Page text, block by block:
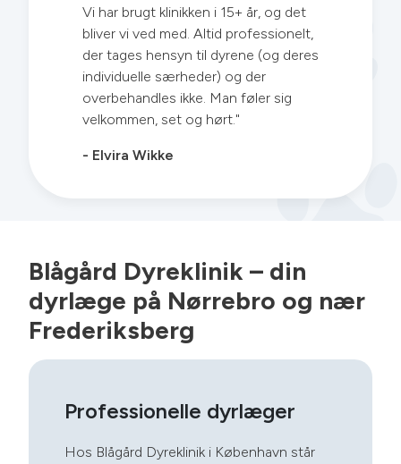
Vi har brugt klinikken i 15+ år, og det
bliver vi ved med. Altid professionelt,
der tages hensyn til dyrene (og deres
individuelle særheder) og der
overbehandles ikke. Man føler sig
velkommen, set og hørt."
- Elvira Wikke
Blågård Dyreklinik – din
dyrlæge på Nørrebro og nær
Frederiksberg
Professionelle dyrlæger
Hos Blågård Dyreklinik i København står